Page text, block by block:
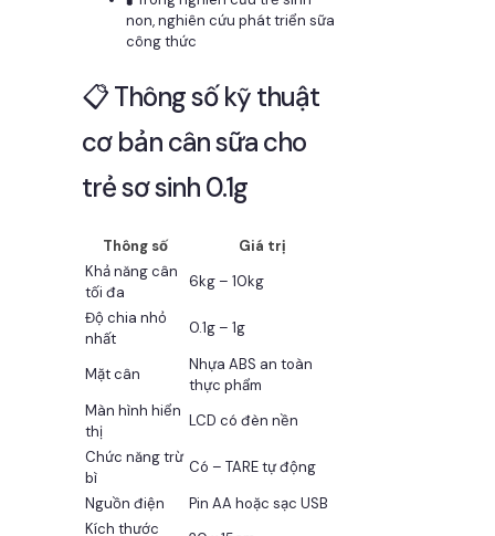
non, nghiên cứu phát triển sữa
công thức
📋 Thông số kỹ thuật
cơ bản cân sữa cho
trẻ sơ sinh 0.1g
Thông số
Giá trị
Khả năng cân
tối đa
6kg – 10kg
Độ chia nhỏ
nhất
0.1g – 1g
Mặt cân
Nhựa ABS an toàn
thực phẩm
Màn hình hiển
thị
LCD có đèn nền
Chức năng trừ
bì
Có – TARE tự động
Nguồn điện
Pin AA hoặc sạc USB
Kích thước